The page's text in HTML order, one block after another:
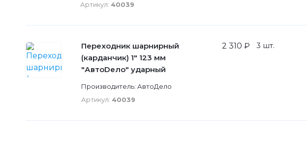
Артикул: 40039
Переходник шарнирный
(карданчик) 1" 123 мм
"АвтоDело" ударный
Производитель: АвтоДело
Артикул: 40039
2 310 ₽ 3 шт.